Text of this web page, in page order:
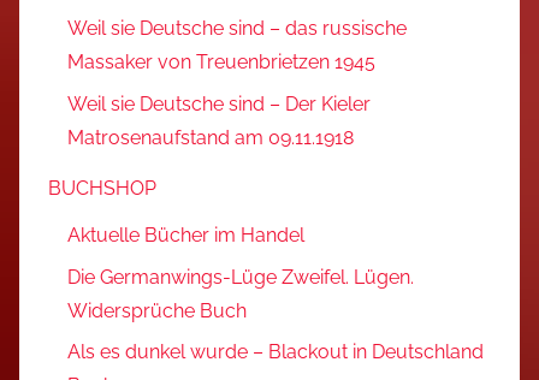
Weil sie Deutsche sind – das russische
Massaker von Treuenbrietzen 1945
Weil sie Deutsche sind – Der Kieler
Matrosenaufstand am 09.11.1918
BUCHSHOP
Aktuelle Bücher im Handel
Die Germanwings-Lüge Zweifel. Lügen.
Widersprüche Buch
Als es dunkel wurde – Blackout in Deutschland